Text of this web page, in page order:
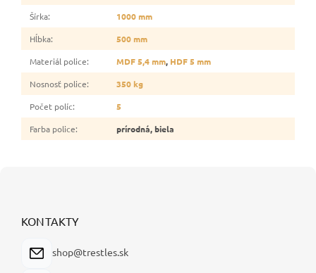
Šírka:
1000 mm
Hĺbka:
500 mm
Materiál police: MDF 5,4 mm, HDF 5 mm
Nosnosť police:
350 kg
Počet políc:
5
Farba police: prírodná, biela
KONTAKTY
shop@trestles.sk